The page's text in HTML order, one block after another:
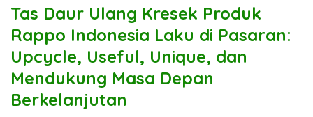
Tas Daur Ulang Kresek Produk
Rappo Indonesia Laku di Pasaran:
Upcycle, Useful, Unique, dan
Mendukung Masa Depan
Berkelanjutan